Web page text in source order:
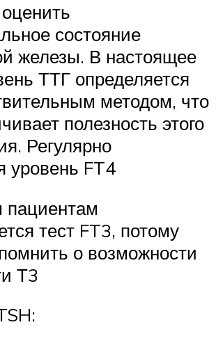
состояние
железы. В настоящее
ТТГ определяется
методом, что
полезность этого
Регулярно
уровень FT4
пациентам
тест FT3, потому
о возможности
Т3